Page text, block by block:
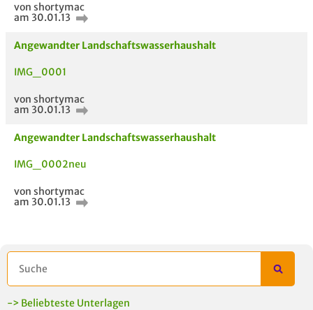
von shortymac
am 30.01.13
Angewandter Landschaftswasserhaushalt
IMG_0001
von shortymac
am 30.01.13
Angewandter Landschaftswasserhaushalt
IMG_0002neu
von shortymac
am 30.01.13
-> Beliebteste Unterlagen